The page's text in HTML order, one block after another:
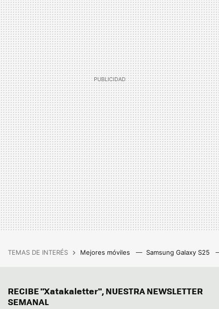
TEMAS DE INTERÉS Mejores móviles Samsung Galaxy S25
RECIBE "Xatakaletter", NUESTRA NEWSLETTER
SEMANAL